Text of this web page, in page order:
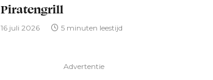
Piratengrill
16 juli 2026 5 minuten leestijd
Advertentie